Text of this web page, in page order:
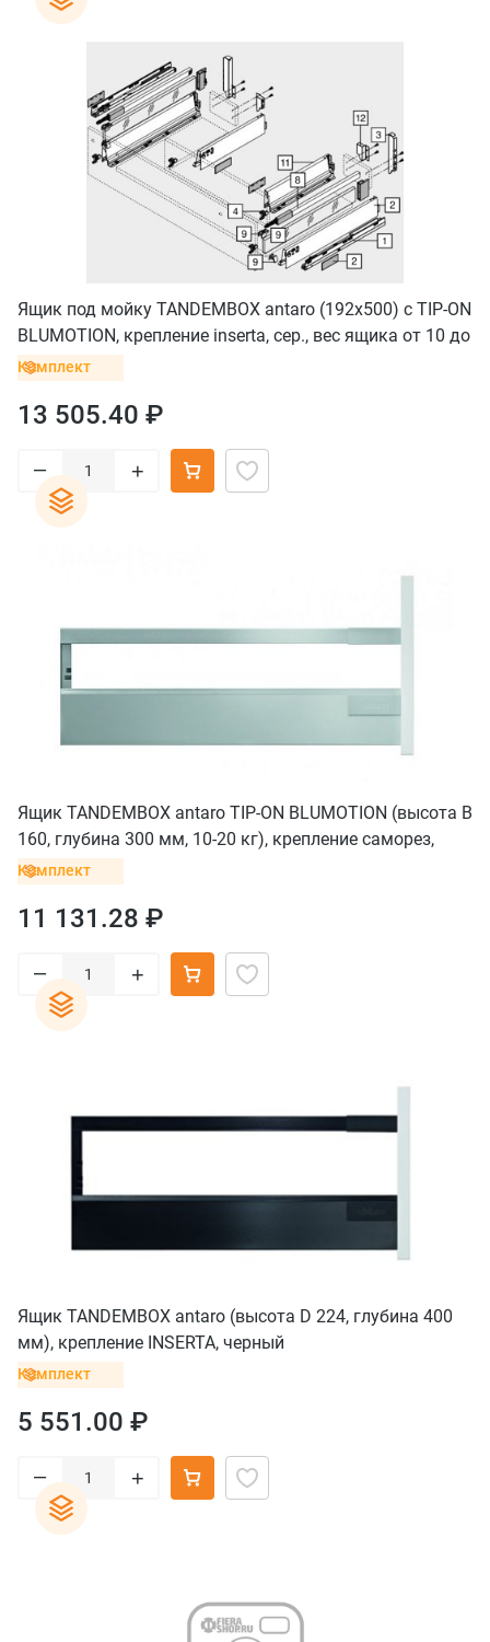
Ящик под мойку TANDEMBOX antaro (192х500) с TIP-ON
BLUMOTION, крепление inserta, сер., вес ящика от 10 до
30 кг
Комплект
13 505.40 ₽
– +
Ящик TANDEMBOX antaro TIP-ON BLUMOTION (высота B
160, глубина 300 мм, 10-20 кг), крепление саморез,
серый
Комплект
11 131.28 ₽
– +
Ящик TANDEMBOX antaro (высота D 224, глубина 400
мм), крепление INSERTA, черный
Комплект
5 551.00 ₽
– +